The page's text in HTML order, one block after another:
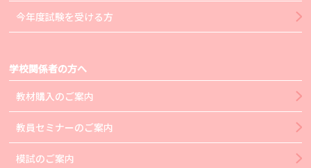
今年度試験を受ける方
学校関係者の方へ
教材購入のご案内
教員セミナーのご案内
模試のご案内